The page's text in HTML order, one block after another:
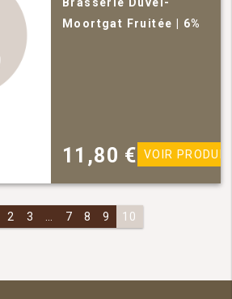
Brasserie Duvel-
Moortgat Fruitée | 6%
11,80 € VOIR PRODUIT
2 3 7 8 9 10